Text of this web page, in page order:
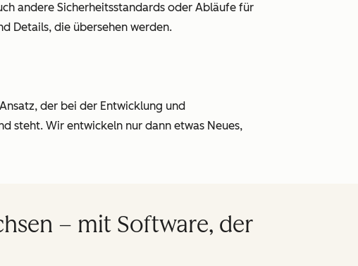
andere Sicherheitsstandards oder Abläufe für
Details, die übersehen werden.
der bei der Entwicklung und
steht. Wir entwickeln nur dann etwas Neues,
– mit Software, der